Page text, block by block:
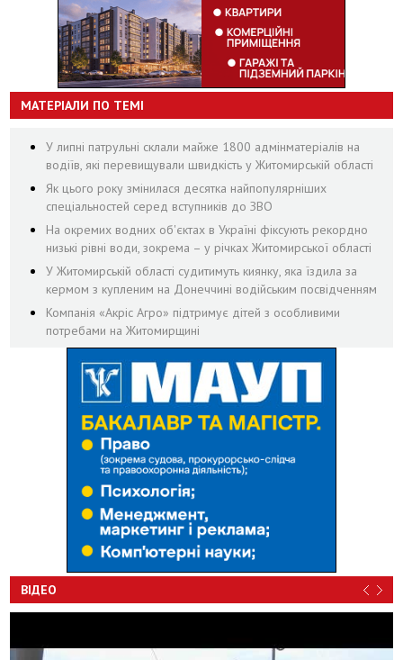
МАТЕРІАЛИ ПО ТЕМІ
У липні патрульні склали майже 1800 адмінматеріалів на
водіїв, які перевищували швидкість у Житомирській області
Як цього року змінилася десятка найпопулярніших
спеціальностей серед вступників до ЗВО
На окремих водних об'єктах в Україні фіксують рекордно
низькі рівні води, зокрема – у річках Житомирської області
У Житомирській області судитимуть киянку, яка їздила за
кермом з купленим на Донеччині водійським посвідченням
Компанія «Акріс Агро» підтримує дітей з особливими
потребами на Житомирщині
ВІДЕО